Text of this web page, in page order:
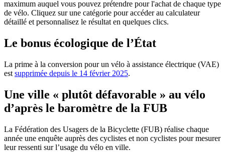
maximum auquel vous pouvez prétendre pour l'achat de chaque type
de vélo. Cliquez sur une catégorie pour accéder au calculateur
détaillé et personnalisez le résultat en quelques clics.
Le bonus écologique de l’État
La prime à la conversion pour un vélo à assistance électrique (VAE)
est supprimée depuis le 14 février 2025.
Une ville « plutôt défavorable » au vélo
d’après le baromètre de la FUB
La Fédération des Usagers de la Bicyclette (FUB) réalise chaque
année une enquête auprès des cyclistes et non cyclistes pour mesurer
leur ressenti sur l’usage du vélo en ville.